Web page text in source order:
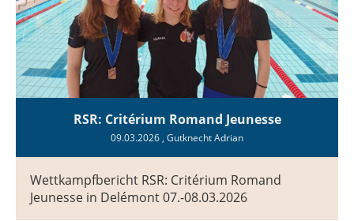
RSR: Critérium Romand Jeunesse
09.03.2026 , Gutknecht Adrian
Wettkampfbericht RSR: Critérium Romand
Jeunesse in Delémont 07.-08.03.2026